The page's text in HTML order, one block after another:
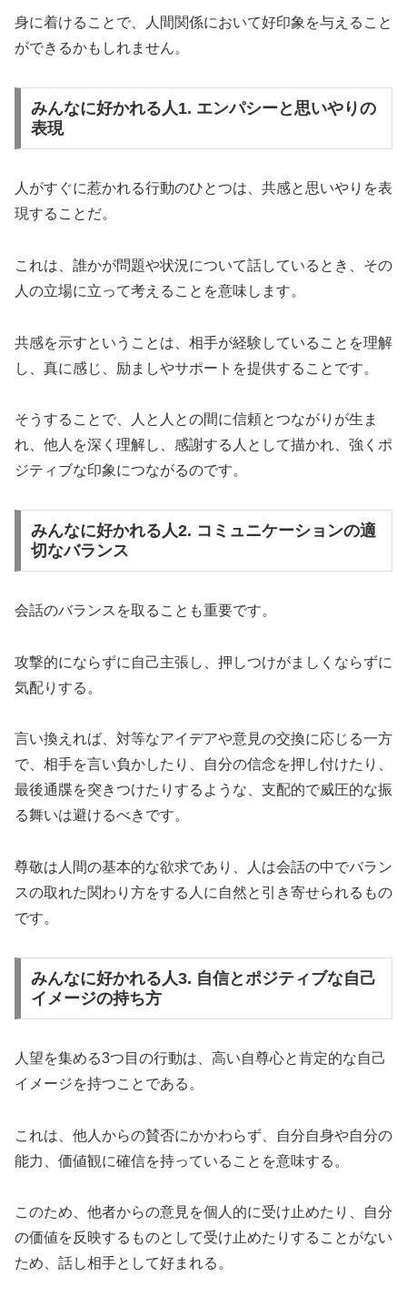
身に着けることで、人間関係において好印象を与えること
ができるかもしれません。
みんなに好かれる人1. エンパシーと思いやりの
表現
人がすぐに惹かれる行動のひとつは、共感と思いやりを表
現することだ。
これは、誰かが問題や状況について話しているとき、その
人の立場に立って考えることを意味します。
共感を示すということは、相手が経験していることを理解
し、真に感じ、励ましやサポートを提供することです。
そうすることで、人と人との間に信頼とつながりが生ま
れ、他人を深く理解し、感謝する人として描かれ、強くポ
ジティブな印象につながるのです。
みんなに好かれる人2. コミュニケーションの適
切なバランス
会話のバランスを取ることも重要です。
攻撃的にならずに自己主張し、押しつけがましくならずに
気配りする。
言い換えれば、対等なアイデアや意見の交換に応じる一方
で、相手を言い負かしたり、自分の信念を押し付けたり、
最後通牒を突きつけたりするような、支配的で威圧的な振
る舞いは避けるべきです。
尊敬は人間の基本的な欲求であり、人は会話の中でバラン
スの取れた関わり方をする人に自然と引き寄せられるもの
です。
みんなに好かれる人3. 自信とポジティブな自己
イメージの持ち方
人望を集める3つ目の行動は、高い自尊心と肯定的な自己
イメージを持つことである。
これは、他人からの賛否にかかわらず、自分自身や自分の
能力、価値観に確信を持っていることを意味する。
このため、他者からの意見を個人的に受け止めたり、自分
の価値を反映するものとして受け止めたりすることがない
ため、話し相手として好まれる。